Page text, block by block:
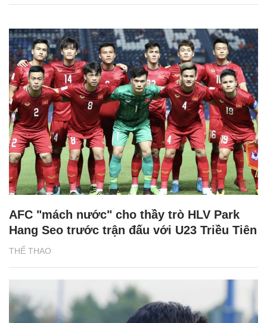
THỂ THAO
AFC "mách nước" cho thầy trò HLV Park
Hang Seo trước trận đấu với U23 Triều Tiên